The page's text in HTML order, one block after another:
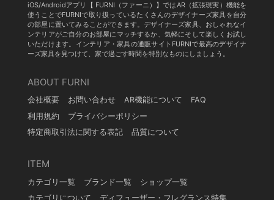
iOS/Androidアプリ【 FURNI（ファーニ）】ではAR（拡張現実）機能を
使うことでFURNIで取り扱っているたくさんのデザイナーズ家具を自分
の部屋に置いてみることができます。デザイナーズ家具、おしゃれなイ
ンテリアがご自分のお部屋にマッチするか、気軽にそして楽しくお試し
いただけます。インテリア・家具の通販サイトFURNIで最高のデザイナ
ーズ家具を見つけて、家で過ごす時間を特別なものにしましょう。
ABOUT FURNI
会社概要 お問い合わせ AR機能について
FAQ
利用規約
プライバシーポリシー
特定商取引法に関する表記
品質について
ITEM
カテゴリ一覧 ブランド一覧
ショップ一覧
カテゴリについて
ディフューザー・フレグランス特集